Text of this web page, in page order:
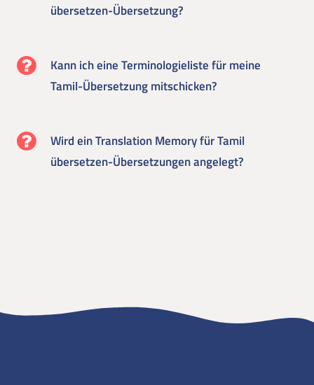
übersetzen-Übersetzung?
Kann ich eine Terminologieliste für meine
Tamil-Übersetzung mitschicken?
Wird ein Translation Memory für Tamil
übersetzen-Übersetzungen angelegt?